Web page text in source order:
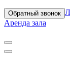
Обратный звонок
Аренда зала